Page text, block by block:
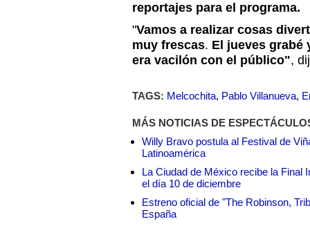
reportajes para el programa.
"Vamos a realizar cosas
muy frescas. El jueves grabé
era vacilón con el público",
TAGS: Melcochita, Pablo Villanueva,
MÁS NOTICIAS DE
Willy Bravo postula al Festival de
Latinoamérica
La Ciudad de México recibe la Final
el día 10 de diciembre
Estreno oficial de "The Robinson,
España